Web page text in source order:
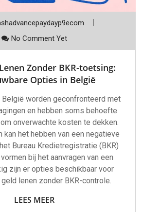
No Comment Yet
Zonder BKR-toetsing:
Opties in België
België worden geconfronteerd met
en hebben soms behoefte
onverwachte kosten te dekken.
kan het hebben van een negatieve
Bureau Kredietregistratie (BKR)
bij het aanvragen van een
zijn er opties beschikbaar voor
lenen zonder BKR-controle.
LEES MEER